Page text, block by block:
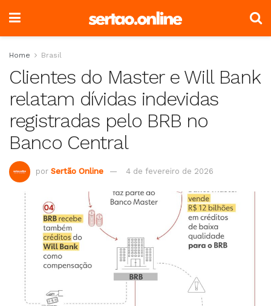
Home Brasil
Clientes do Master e Will Bank
relatam dívidas indevidas
registradas pelo BRB no
Banco Central
por Sertão Online 4 de fevereiro de 2026